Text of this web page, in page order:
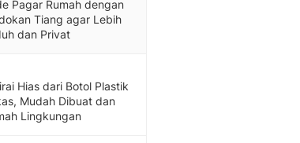
Pagar Rumah dengan
Tiang agar Lebih
dan Privat
Hias dari Botol Plastik
Mudah Dibuat dan
Lingkungan